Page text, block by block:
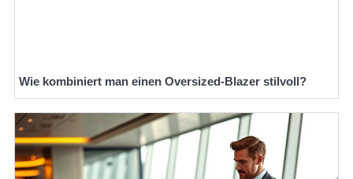
Wie kombiniert man einen Oversized-Blazer stilvoll?